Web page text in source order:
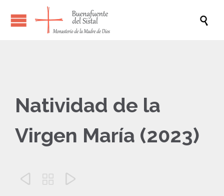

Natividad de la
Virgen María (2023)
  